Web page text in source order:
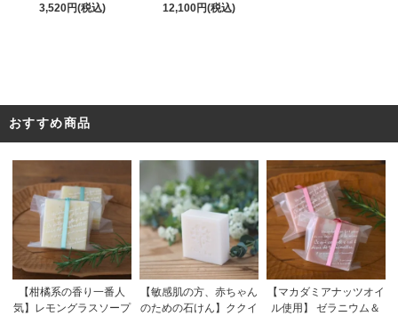
3,520円(税込)
12,100円(税込)
おすすめ商品
【柑橘系の香り一番人
気】レモングラスソープ
【敏感肌の方、赤ちゃん
のための石けん】ククイ
【マカダミアナッツオイ
ル使用】 ゼラニウム＆